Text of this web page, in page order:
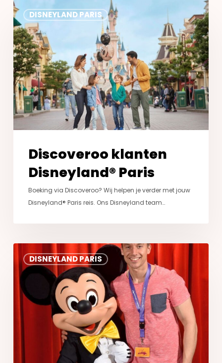
DISNEYLAND PARIS
Discoveroo
klanten
Disneyland®
Paris
Discoveroo klanten
Disneyland® Paris
Boeking via Discoveroo? Wij helpen je verder met jouw
Disneyland® Paris reis. Ons Disneyland team…
DISNEYLAND PARIS
Disneyland®
Paris
met
DiscoverTheMagic.nl